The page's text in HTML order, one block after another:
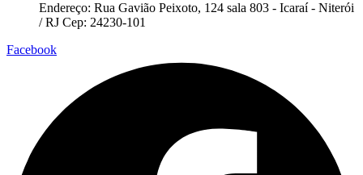
Endereço: Rua Gavião Peixoto, 124 sala 803 - Icaraí - Niterói
/ RJ Cep: 24230-101
Facebook